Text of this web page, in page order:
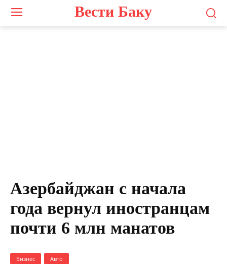
Вести Баку
Азербайджан с начала
года вернул иностранцам
почти 6 млн манатов
Бизнес Авто